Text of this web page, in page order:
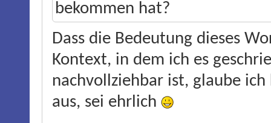
bekommen hat?
Dass die Bedeutung dieses
Kontext, in dem ich es
nachvollziehbar ist, glaube
aus, sei ehrlich